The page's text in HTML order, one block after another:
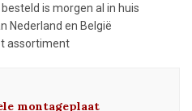
besteld is morgen al in huis
Nederland en België
assortiment
montageplaat